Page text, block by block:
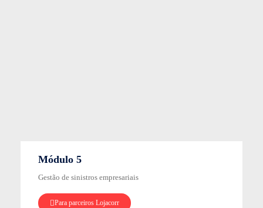
Módulo 5
Gestão de sinistros empresariais
Para parceiros Lojacorr